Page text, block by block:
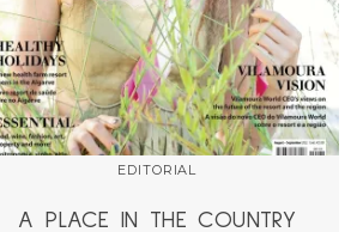
EDITORIAL
A PLACE IN THE COUNTRY